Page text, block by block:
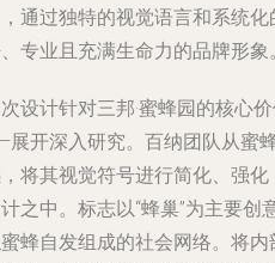
通过独特的视觉语言和系统
专业且充满生命力的品牌形象
设计针对三邦·蜜蜂园的核心
开深入研究。百纳团队从蜜
将其视觉符号进行简化、强
之中。标志以“蜂巢”为主要
蜂自发组成的社会网络。将